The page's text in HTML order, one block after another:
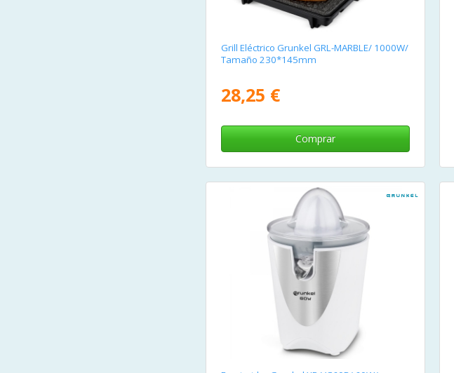
Grill Eléctrico Grunkel GRL-MARBLE/ 1000W/
Tamaño 230*145mm
28,25 €
Comprar